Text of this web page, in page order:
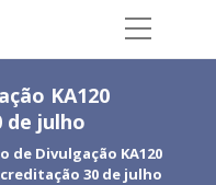
KA120
de julho
de Divulgação KA120
30 de julho